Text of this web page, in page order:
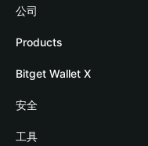
公司
關於 Bitget Wallet
部落格
學院
加密資訊
Products
Crypto Card
Stablecoin Earn
Payfi Crypto
Bitget Wallet X
開發者文件
連接錢包
安全
風險保障基金
工具